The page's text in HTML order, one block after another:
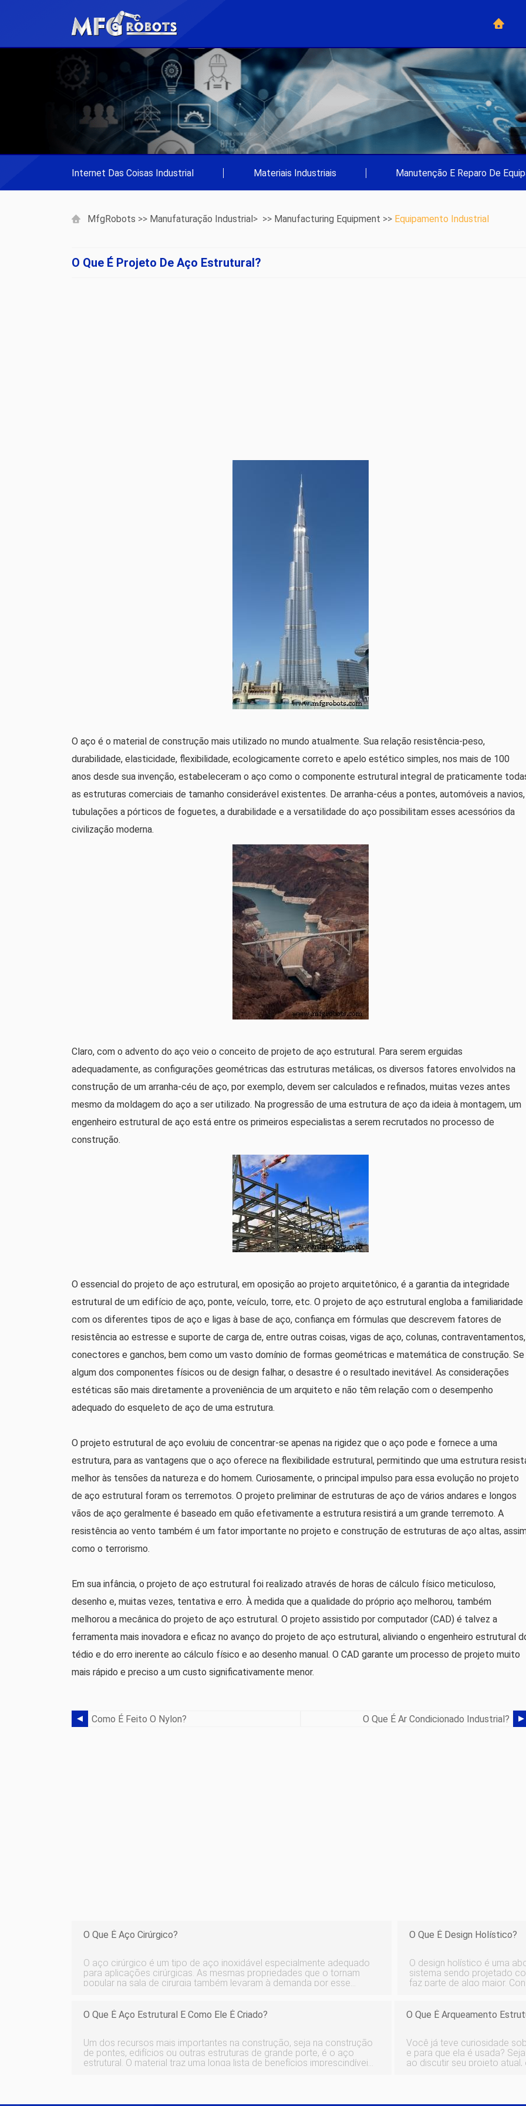
Internet Das Coisas Industrial Materiais Industriais Manutenção E Reparo De
MfgRobots >> Manufaturação Industrial> >> Manufacturing Equipment >> Equipamento Industrial
O Que É Projeto De Aço Estrutural?
O aço é o material de construção mais utilizado no mundo atualmente. Sua relação resistência-peso,
durabilidade, elasticidade, flexibilidade, ecologicamente correto e apelo estético simples, nos mais de 100
anos desde sua invenção, estabeleceram o aço como o componente estrutural integral de praticamente
as estruturas comerciais de tamanho considerável existentes. De arranha-céus a pontes, automóveis a navios,
tubulações a pórticos de foguetes, a durabilidade e a versatilidade do aço possibilitam esses acessórios da
civilização moderna.
Claro, com o advento do aço veio o conceito de projeto de aço estrutural. Para serem erguidas
adequadamente, as configurações geométricas das estruturas metálicas, os diversos fatores envolvidos na
construção de um arranha-céu de aço, por exemplo, devem ser calculados e refinados, muitas vezes antes
mesmo da moldagem do aço a ser utilizado. Na progressão de uma estrutura de aço da ideia à montagem, um
engenheiro estrutural de aço está entre os primeiros especialistas a serem recrutados no processo de
construção.
O essencial do projeto de aço estrutural, em oposição ao projeto arquitetônico, é a garantia da integridade
estrutural de um edifício de aço, ponte, veículo, torre, etc. O projeto de aço estrutural engloba a familiaridade
com os diferentes tipos de aço e ligas à base de aço, confiança em fórmulas que descrevem fatores de
resistência ao estresse e suporte de carga de, entre outras coisas, vigas de aço, colunas, contraventamentos,
conectores e ganchos, bem como um vasto domínio de formas geométricas e matemática de construção. Se
algum dos componentes físicos ou de design falhar, o desastre é o resultado inevitável. As considerações
estéticas são mais diretamente a proveniência de um arquiteto e não têm relação com o desempenho
adequado do esqueleto de aço de uma estrutura.
O projeto estrutural de aço evoluiu de concentrar-se apenas na rigidez que o aço pode e fornece a uma
estrutura, para as vantagens que o aço oferece na flexibilidade estrutural, permitindo que uma estrutura
melhor às tensões da natureza e do homem. Curiosamente, o principal impulso para essa evolução no projeto
de aço estrutural foram os terremotos. O projeto preliminar de estruturas de aço de vários andares e longos
vãos de aço geralmente é baseado em quão efetivamente a estrutura resistirá a um grande terremoto. A
resistência ao vento também é um fator importante no projeto e construção de estruturas de aço altas,
como o terrorismo.
Em sua infância, o projeto de aço estrutural foi realizado através de horas de cálculo físico meticuloso,
desenho e, muitas vezes, tentativa e erro. À medida que a qualidade do próprio aço melhorou, também
melhorou a mecânica do projeto de aço estrutural. O projeto assistido por computador (CAD) é talvez a
ferramenta mais inovadora e eficaz no avanço do projeto de aço estrutural, aliviando o engenheiro estrutural
tédio e do erro inerente ao cálculo físico e ao desenho manual. O CAD garante um processo de projeto muito
mais rápido e preciso a um custo significativamente menor.
Como É Feito O Nylon? O Que É Ar Condicionado Industrial?
O Que É Aço Cirúrgico?
O aço cirúrgico é um tipo de aço inoxidável especialmente adequado
para aplicações cirúrgicas. As mesmas propriedades que o tornam
popular na sala de cirurgia também levaram à demanda por esse
O Que É Design Holístico?
O design holístico é uma
sistema sendo projetado
faz parte de algo maior.
O Que É Aço Estrutural E Como Ele É Criado?
Um dos recursos mais importantes na construção, seja na construção
de pontes, edifícios ou outras estruturas de grande porte, é o aço
estrutural. O material traz uma longa lista de benefícios imprescindíveis
O Que É Arqueamento
Você já teve curiosidade
e para que ela é usada?
ao discutir seu projeto